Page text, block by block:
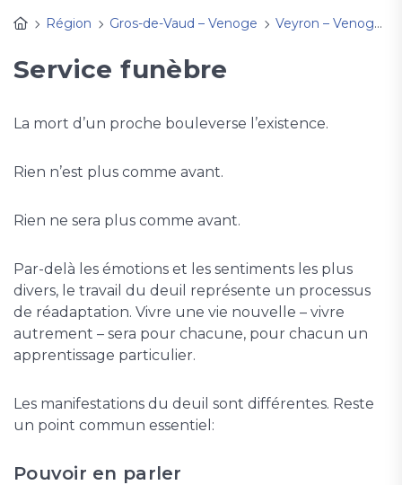
Région
Gros-de-Vaud – Venoge Veyron – Venoge
Service funèbre
La mort d’un proche bouleverse l’existence.
Rien n’est plus comme avant.
Rien ne sera plus comme avant.
Par-delà les émotions et les sentiments les plus
divers, le travail du deuil représente un processus
de réadaptation. Vivre une vie nouvelle – vivre
autrement – sera pour chacune, pour chacun un
apprentissage particulier.
Les manifestations du deuil sont différentes. Reste
un point commun essentiel:
Pouvoir en parler